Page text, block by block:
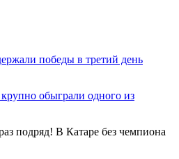
победы в третий день
обыграли одного из